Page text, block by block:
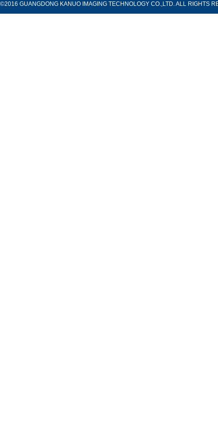
©2016 GUANGDONG KANUO IMAGING TECHNOLOGY CO.,LTD. ALL RIGHTS